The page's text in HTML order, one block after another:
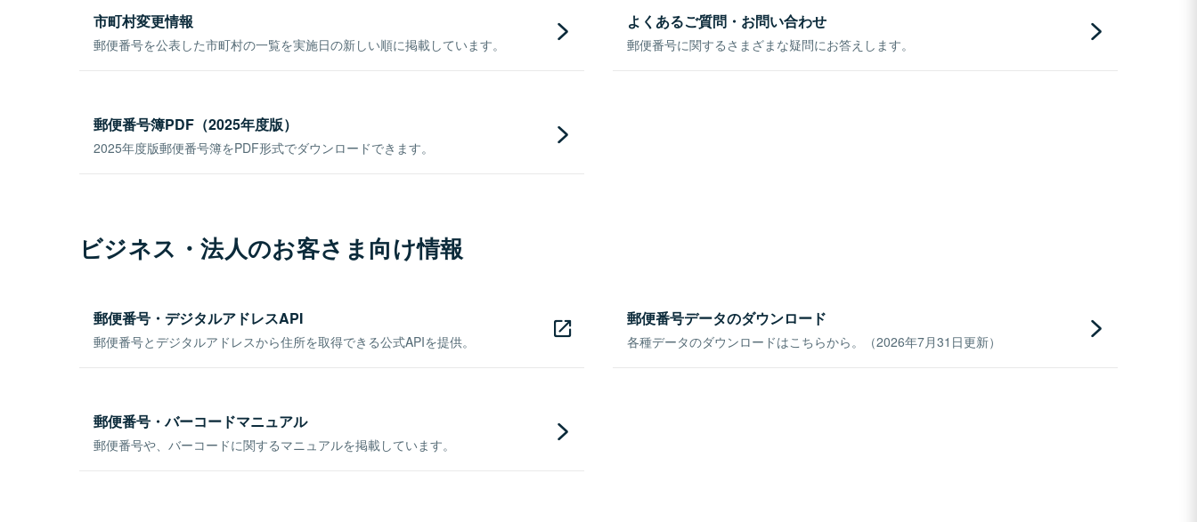
市町村変更情報
郵便番号を公表した市町村の一覧を実施日の新しい順に掲載しています。
よくあるご質問・お問い合わせ
郵便番号に関するさまざまな疑問にお答えします。
郵便番号簿PDF（2025年度版）
2025年度版郵便番号簿をPDF形式でダウンロードできます。
ビジネス・法人のお客さま向け情報
郵便番号・デジタルアドレスAPI
郵便番号とデジタルアドレスから住所を取得できる公式APIを提供。
郵便番号データのダウンロード
各種データのダウンロードはこちらから。（2026年7月31日更新）
郵便番号・バーコードマニュアル
郵便番号や、バーコードに関するマニュアルを掲載しています。